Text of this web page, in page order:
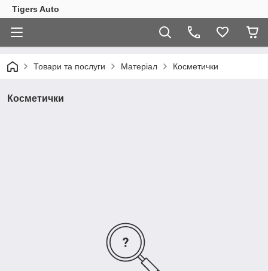
Tigers Auto
Товари та послуги Матеріал Косметички
Косметички